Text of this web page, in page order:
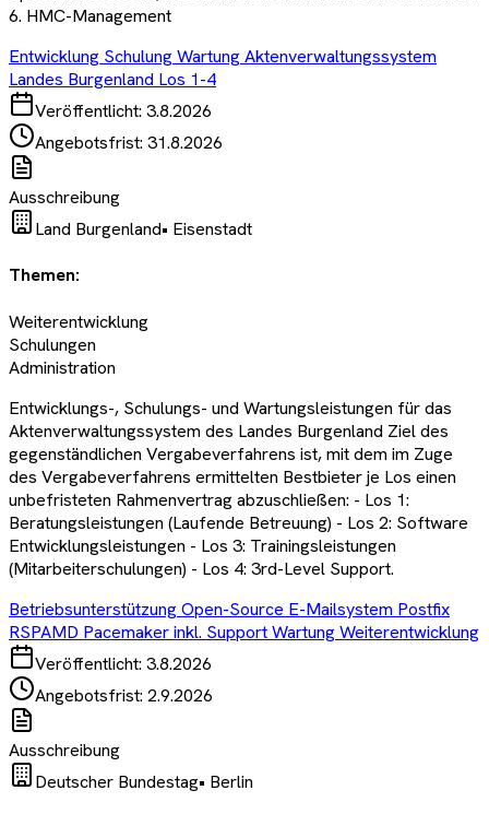
6. HMC-Management
Entwicklung Schulung Wartung Aktenverwaltungssystem
Landes Burgenland Los 1-4
Veröffentlicht: 3.8.2026
Angebotsfrist: 31.8.2026
Ausschreibung
Land Burgenland• Eisenstadt
Themen:
Weiterentwicklung
Schulungen
Administration
Entwicklungs-, Schulungs- und Wartungsleistungen für das
Aktenverwaltungssystem des Landes Burgenland Ziel des
gegenständlichen Vergabeverfahrens ist, mit dem im Zuge
des Vergabeverfahrens ermittelten Bestbieter je Los einen
unbefristeten Rahmenvertrag abzuschließen: - Los 1:
Beratungsleistungen (Laufende Betreuung) - Los 2: Software
Entwicklungsleistungen - Los 3: Trainingsleistungen
(Mitarbeiterschulungen) - Los 4: 3rd-Level Support.
Betriebsunterstützung Open-Source E-Mailsystem Postfix
RSPAMD Pacemaker inkl. Support Wartung Weiterentwicklung
Veröffentlicht: 3.8.2026
Angebotsfrist: 2.9.2026
Ausschreibung
Deutscher Bundestag• Berlin